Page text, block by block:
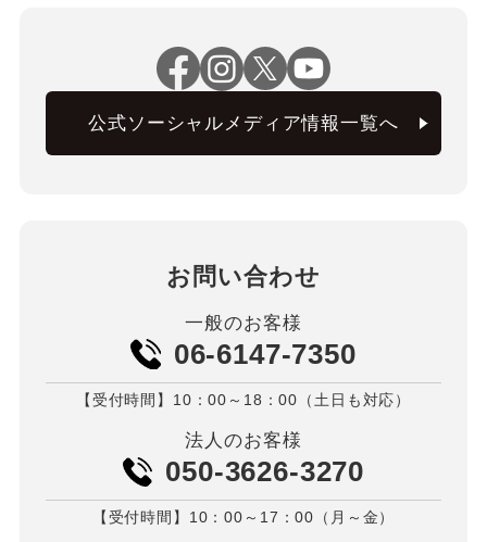
公式ソーシャルメディア情報一覧へ
お問い合わせ
一般のお客様
06-6147-7350
【受付時間】10：00～18：00（土日も対応）
法人のお客様
050-3626-3270
【受付時間】10：00～17：00（月～金）